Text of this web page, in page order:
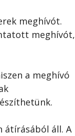
meghívót.
meghívót,
a meghívó
átírásából áll. A